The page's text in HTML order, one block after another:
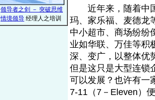
领导者之剑 － 突破思维
情境领导 经理人之培训
近年来，随着中国
玛、家乐福、麦德龙
中小超市、商场纷纷
业如华联、万佳等积
深、变广，以整体优
但是这只是大型连锁
可以发展？也许有一
7-11（7－Eleven）